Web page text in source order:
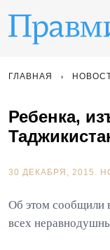
ГЛАВНАЯ
Ребенка,
30 ДЕКАБРЯ, 2015.
Об этом сообщили
всех